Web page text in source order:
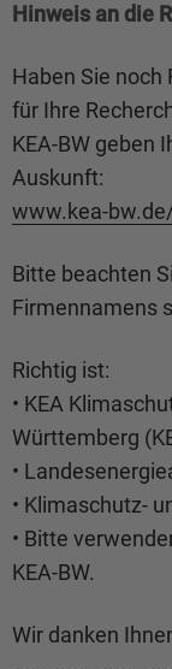
Hinweis an die
Haben Sie
für Ihre
KEA-BW geben
Auskunft:
www.kea-
Bitte beachten
Firmennamens
Richtig ist:
• KEA
Württemberg
•
• Klimaschutz-
• Bitte
KEA-BW.
Wir danken